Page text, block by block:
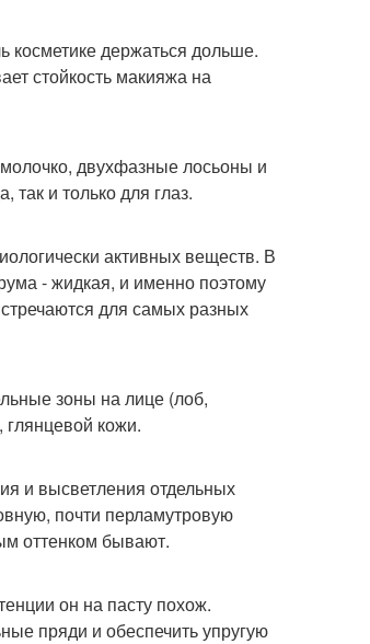
косметике держаться дольше.
стойкость макияжа на
двухфазные лосьоны и
так и только для глаз.
активных веществ. В
- жидкая, и именно поэтому
для самых разных
зоны на лице (лоб,
кожи.
и высветления отдельных
почти перламутровую
оттенком бывают.
он на пасту похож.
пряди и обеспечить упругую